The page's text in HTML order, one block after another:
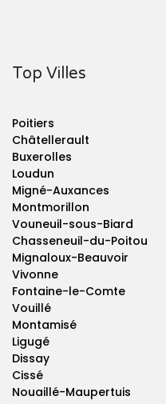
Top Villes
Poitiers
Châtellerault
Buxerolles
Loudun
Migné-Auxances
Montmorillon
Vouneuil-sous-Biard
Chasseneuil-du-Poitou
Mignaloux-Beauvoir
Vivonne
Fontaine-le-Comte
Vouillé
Montamisé
Ligugé
Dissay
Cissé
Nouaillé-Maupertuis